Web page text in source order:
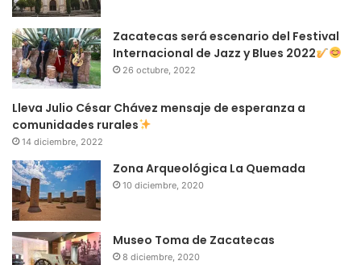
Zacatecas será escenario del Festival
Internacional de Jazz y Blues 2022
26 octubre, 2022
Lleva Julio César Chávez mensaje de esperanza a
comunidades rurales
14 diciembre, 2022
Zona Arqueológica La Quemada
10 diciembre, 2020
Museo Toma de Zacatecas
8 diciembre, 2020